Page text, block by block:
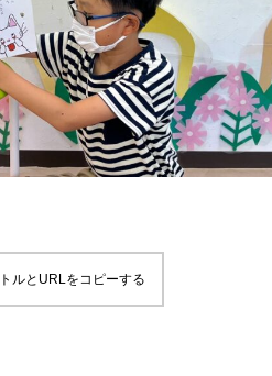
ルとURLをコピーする